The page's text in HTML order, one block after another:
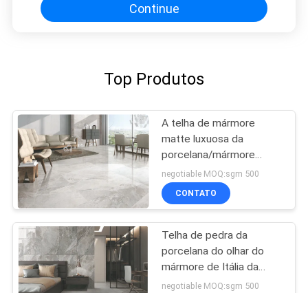
Continue
Top Produtos
A telha de mármore
matte luxuosa da
porcelana/mármore
bonito gosta do azulejo
negotiable MOQ:sgm 500
CONTATO
Telha de pedra da
porcelana do olhar do
mármore de Itália da
brecha com superfície
negotiable MOQ:sgm 500